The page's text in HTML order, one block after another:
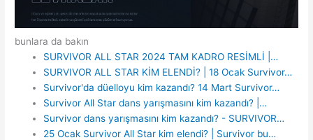
bunlara da bakın
SURVIVOR ALL STAR 2024 TAM KADRO RESİMLİ |…
SURVIVOR ALL STAR KİM ELENDİ? | 18 Ocak Survivor…
Survivor'da düelloyu kim kazandı? 14 Mart Survivor…
Survivor All Star dans yarışmasını kim kazandı? |…
Survivor dans yarışmasını kim kazandı? - SURVIVOR…
25 Ocak Survivor All Star kim elendi? | Survivor bu…